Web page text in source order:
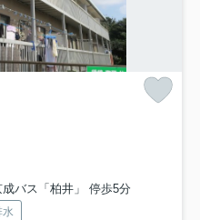
バス「柏井」 停歩5分
水